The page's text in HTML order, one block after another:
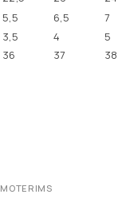
5,5 6,5
7
3,5 4
5
36 37 38
MOTERIMS